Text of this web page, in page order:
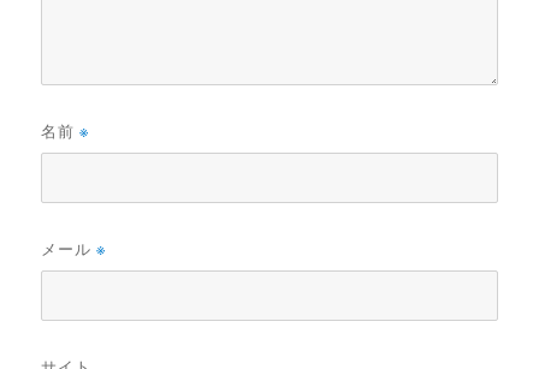
名前※
メール※